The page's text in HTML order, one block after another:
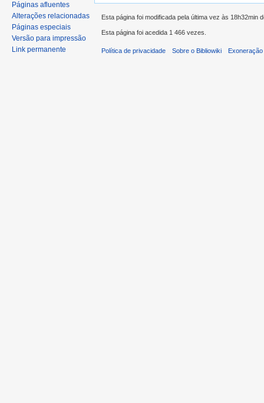
Páginas afluentes
Alterações relacionadas
Páginas especiais
Versão para impressão
Link permanente
Esta página foi modificada pela última vez às 18h32min
Esta página foi acedida 1 466 vezes.
Política de privacidade Sobre o Bibliowiki